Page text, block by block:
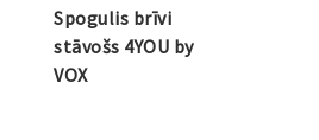
Spogulis brīvi
stāvošs 4YOU by
VOX